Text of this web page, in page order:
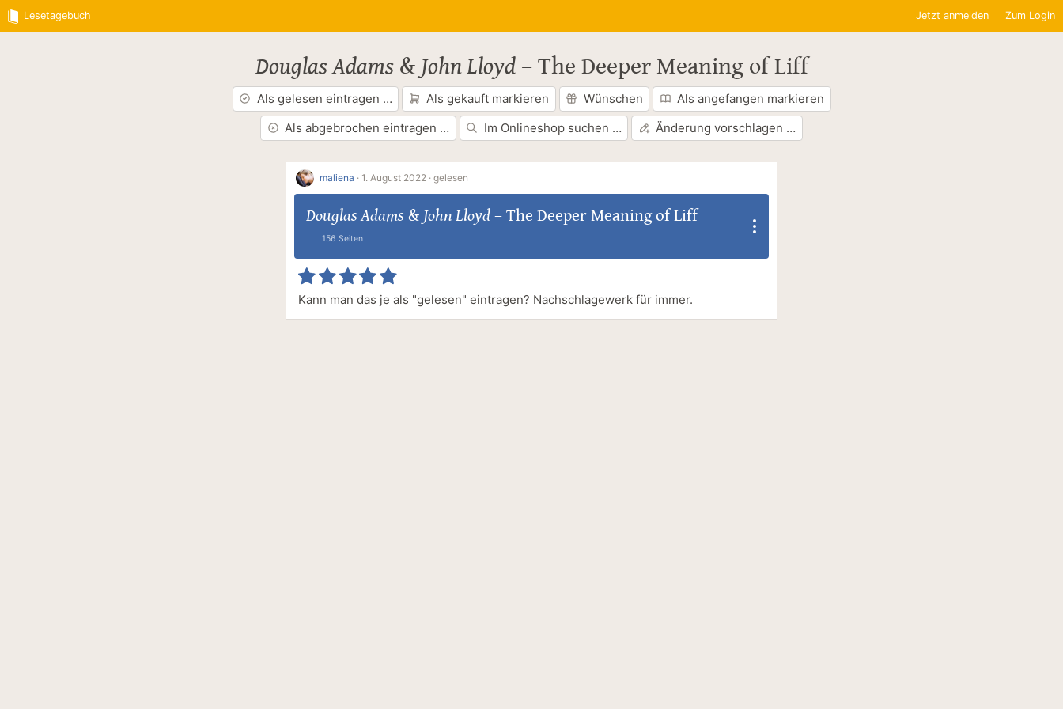
Lesetagebuch Jetzt anmelden Zum Login
Douglas Adams& John Lloyd– The Deeper Meaning of Liff
Als gelesen eintragen … Als gekauft markieren Wünschen
Als angefangen markieren
Als abgebrochen eintragen …
Im Onlineshop suchen … Änderung vorschlagen …
maliena · 1. August 2022 · gelesen
Douglas Adams & John Lloyd– The Deeper Meaning of Liff
156 Seiten
Kann man das je als "gelesen" eintragen? Nachschlagewerk für immer.